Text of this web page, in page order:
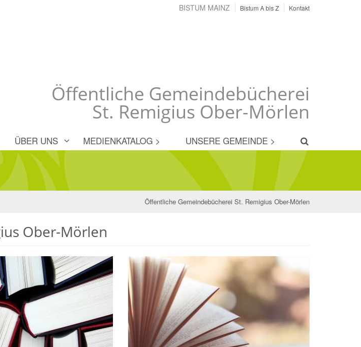
Öffentliche Gemeindebücherei
St. Remigius Ober-Mörlen
BISTUM MAINZ Bistum A bis Z Kontakt
ÜBER UNS MEDIENKATALOG > UNSERE GEMEINDE >
Öffentliche Gemeindebücherei St. Remigius Ober-Mörlen
Ober-Mörlen